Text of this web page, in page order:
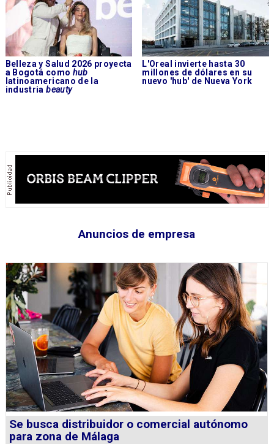
Belleza y Salud 2026 proyecta
a Bogotá como hub
latinoamericano de la
industria beauty
L'Oreal invierte hasta 30
millones de dólares en su
nuevo 'hub' de Nueva York
Anuncios de empresa
Se busca distribuidor o comercial autónomo
para zona de Málaga